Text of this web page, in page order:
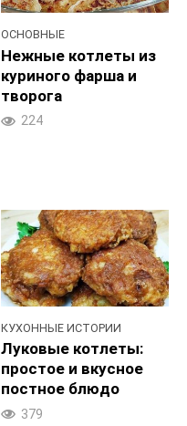
ОСНОВНЫЕ
Нежные котлеты из
куриного фарша и
творога
224
КУХОННЫЕ ИСТОРИИ
Луковые котлеты:
простое и вкусное
постное блюдо
379